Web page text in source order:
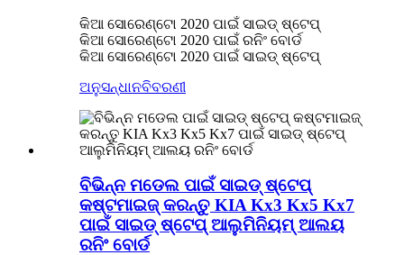
କିଆ ସୋରେଣ୍ଟୋ 2020 ପାଇଁ ସାଇଡ୍ ଷ୍ଟେପ୍
କିଆ ସୋରେଣ୍ଟୋ 2020 ପାଇଁ ରନିଂ ବୋର୍ଡ
କିଆ ସୋରେଣ୍ଟୋ 2020 ପାଇଁ ସାଇଡ୍ ଷ୍ଟେପ୍
ଅନୁସନ୍ଧାନବିବରଣୀ
ବିଭିନ୍ନ ମଡେଲ ପାଇଁ ସାଇଡ୍ ଷ୍ଟେପ୍
କଷ୍ଟମାଇଜ୍ କରନ୍ତୁ KIA Kx3 Kx5 Kx7
ପାଇଁ ସାଇଡ୍ ଷ୍ଟେପ୍ ଆଲୁମିନିୟମ୍ ଆଲୟ
ରନିଂ ବୋର୍ଡ